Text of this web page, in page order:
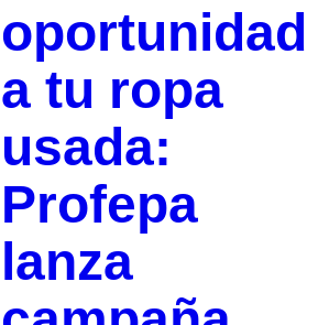
oportunidad
a tu ropa
usada:
Profepa
lanza